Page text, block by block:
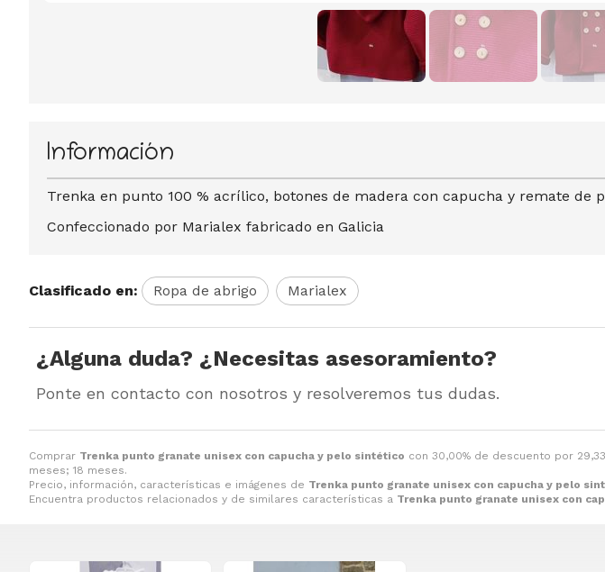
Comprar Trenka punto granate unisex con capucha y pelo sintético con 30,00% de descuento por 29,33
meses; 18 meses.
Precio, información, características e imágenes de Trenka punto granate unisex con capucha y pelo
Encuentra productos relacionados y de similares características a Trenka punto granate unisex con
Información
Trenka en punto 100 % acrílico, botones de madera con capucha y remate de
Confeccionado por Marialex fabricado en Galicia
Clasificado en: Ropa de abrigo Marialex
¿Alguna duda? ¿Necesitas asesoramiento?
Ponte en contacto con nosotros y resolveremos tus dudas.